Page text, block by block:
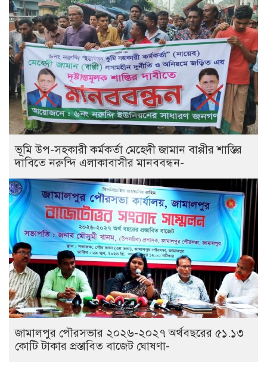
ভূমি উপ-সহকারী কর্মকর্তা মেহেদী জামান বাপ্পীর শাস্তির
দাবিতে নরুন্দি এলাকাবাসীর মানববন্ধন-
জামালপুর পৌরসভার ২০২৬-২০২৭ অর্থবছরের ৫১.১৩
কোটি টাকার প্রস্তাবিত বাজেট ঘোষণা-